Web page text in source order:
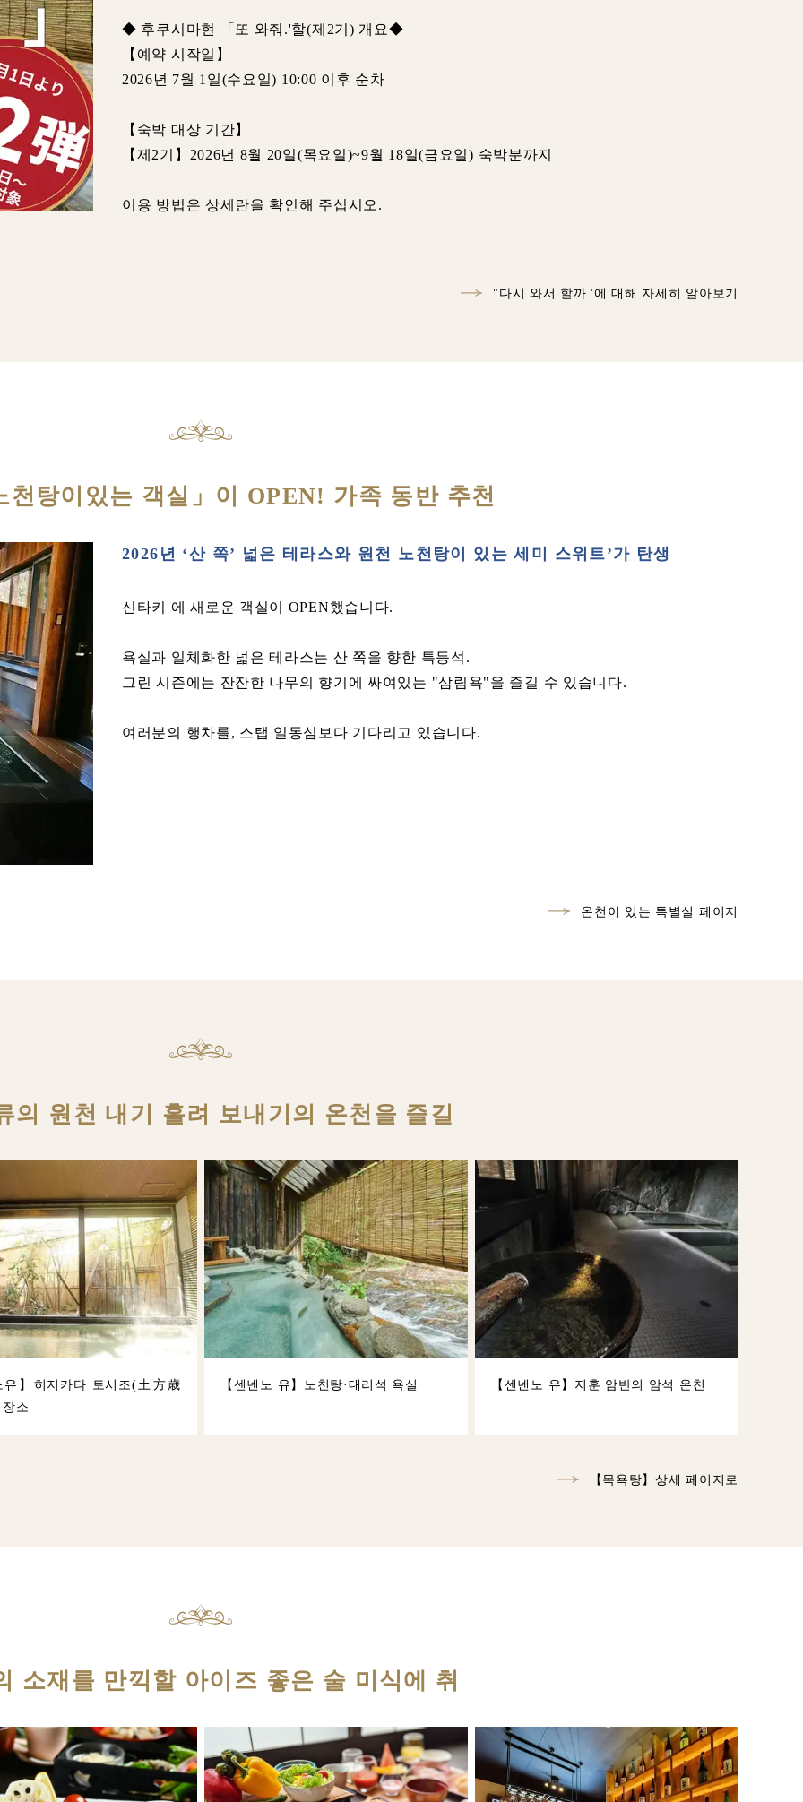
◆ 후쿠시마현 「또 와줘.'할(제2기) 개요◆
【예약 시작일】
2026년 7월 1일(수요일) 10:00 이후 순차
【숙박 대상 기간】
【제2기】2026년 8월 20일(목요일)~9월 18일(금요일) 숙박분까지
이용 방법은 상세란을 확인해 주십시오.
"다시 와서 할까.'에 대해 자세히 알아보기
천탕이있는 객실」이 OPEN! 가족 동반 추천
2026년 ‘산 쪽’ 넓은 테라스와 원천 노천탕이 있는 세미 스위트’가 탄생
신타키 에 새로운 객실이 OPEN했습니다.
욕실과 일체화한 넓은 테라스는 산 쪽을 향한 특등석.
그린 시즌에는 잔잔한 나무의 향기에 싸여있는 "삼림욕"을 즐길 수 있습니다.
여러분의 행차를, 스탭 일동심보다 기다리고 있습니다.
온천이 있는 특별실 페이지
의 원천 내기 흘려 보내기의 온천을 즐길
유】히지카타 토시조(土方歳
소
【센넨노 유】노천탕·대리석 욕실 【센넨노 유】지훈 암반의 암석 온천
【목욕탕】상세 페이지로
소재를 만끽할 아이즈 좋은 술 미식에 취